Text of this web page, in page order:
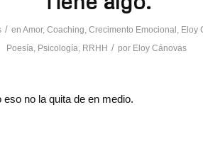
/ en Amor, Coaching, Crecimento Emocional , Eloy
Poesía, Psicología, RRHH / por Eloy Cánovas
no la quita de en medio.